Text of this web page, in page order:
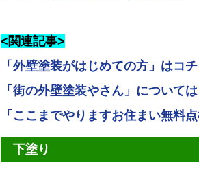
<関連記事>
「外壁塗装がはじめての方」はコ
「街の外壁塗装やさん」について
「ここまでやりますお住まい無料
下塗り